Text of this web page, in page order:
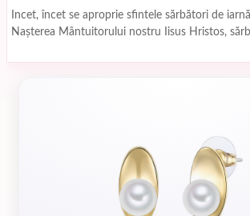
Incet, încet se aproprie sfintele sărbători de
Naşterea Mântuitorului nostru Iisus Hristos,